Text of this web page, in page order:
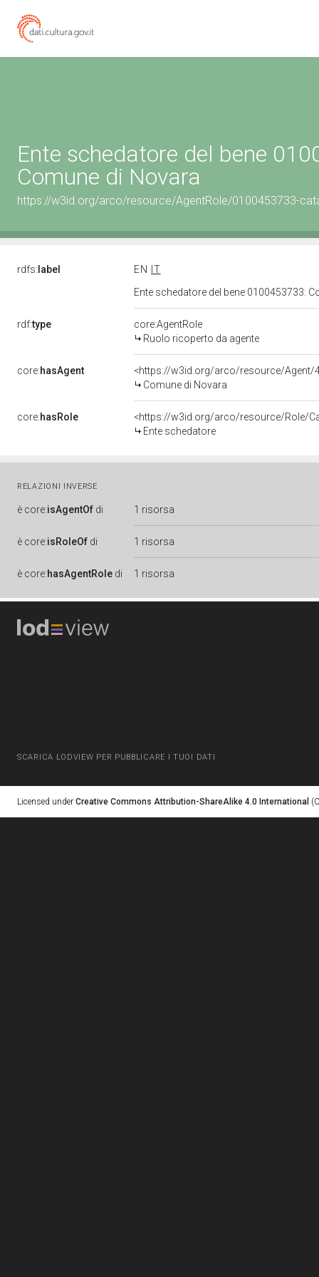
Ente schedatore del bene
Comune di Novara
https://w3id.org/arco/resource/AgentRole/0100453733-
rdfs: label EN
IT
Ente schedatore del bene 0100453733:
rdf:type
core:AgentRole
Ruolo ricoperto da agente
core:hasAgent
<https://w3id.org/arco/resource/Agent/
Comune di Novara
core:hasRole
<https://w3id.org/arco/resource/Role/
Ente schedatore
RELAZIONI INVERSE
è core:isAgentOf di 1 risorsa
è core:isRoleOf di 1 risorsa
è core:hasAgentRole di 1 risorsa
SCARICA LODVIEW PER PUBBLICARE I TUOI DATI
Licensed under Creative Commons Attribution-ShareAlike 4.0 International